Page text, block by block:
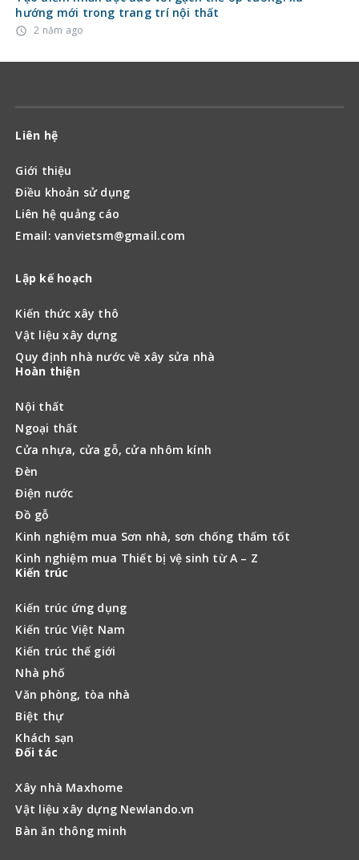
hướng mới trong trang trí nội thất
access_time 2 năm ago
Liên hệ
Giới thiệu
Điều khoản sử dụng
Liên hệ quảng cáo
Email: vanvietsm@gmail.com
Lập kế hoạch
Kiến thức xây thô
Vật liệu xây dựng
Quy định nhà nước về xây sửa nhà
Hoàn thiện
Nội thất
Ngoại thất
Cửa nhựa, cửa gỗ, cửa nhôm kính
Đèn
Điện nước
Đồ gỗ
Kinh nghiệm mua Sơn nhà, sơn chống thấm tốt
Kinh nghiệm mua Thiết bị vệ sinh từ A – Z
Kiến trúc
Kiến trúc ứng dụng
Kiến trúc Việt Nam
Kiến trúc thế giới
Nhà phố
Văn phòng, tòa nhà
Biệt thự
Khách sạn
Đối tác
Xây nhà Maxhome
Vật liệu xây dựng Newlando.vn
Bàn ăn thông minh